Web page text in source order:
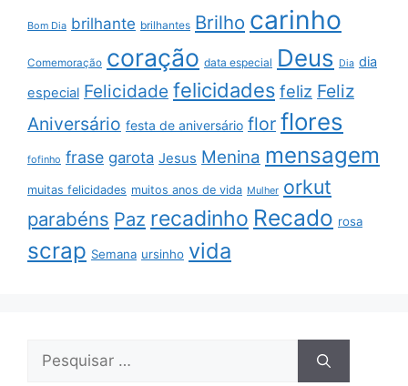
Bom Dia brilhante brilhantes Brilho carinho
Comemoração coração data especial Deus Dia dia
especial Felicidade felicidades feliz Feliz
Aniversário festa de aniversário flor flores
fofinho frase garota Jesus Menina mensagem
muitas felicidades muitos anos de vida Mulher orkut
parabéns Paz recadinho Recado rosa
scrap Semana ursinho vida
Pesquisar